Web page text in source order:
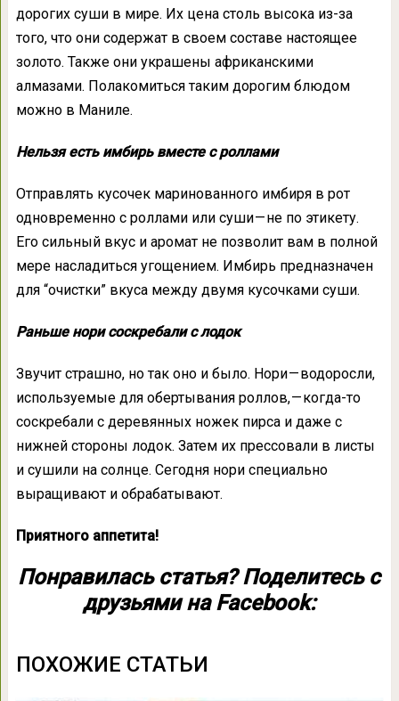
дорогих суши в мире. Их цена столь высока из-за
того, что они содержат в своем составе настоящее
золото. Также они украшены африканскими
алмазами. Полакомиться таким дорогим блюдом
можно в Маниле.
Нельзя есть имбирь вместе с роллами
Отправлять кусочек маринованного имбиря в рот
одновременно с роллами или суши — не по этикету.
Его сильный вкус и аромат не позволит вам в полной
мере насладиться угощением. Имбирь предназначен
для “очистки” вкуса между двумя кусочками суши.
Раньше нори соскребали с лодок
Звучит страшно, но так оно и было. Нори — водоросли,
используемые для обертывания роллов, — когда-то
соскребали с деревянных ножек пирса и даже с
нижней стороны лодок. Затем их прессовали в листы
и сушили на солнце. Сегодня нори специально
выращивают и обрабатывают.
Приятного аппетита!
Понравилась статья? Поделитесь с
друзьями на Facebook:
ПОХОЖИЕ СТАТЬИ